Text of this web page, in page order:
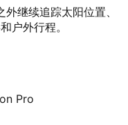
继续追踪太阳位置、
户外行程。
Pro